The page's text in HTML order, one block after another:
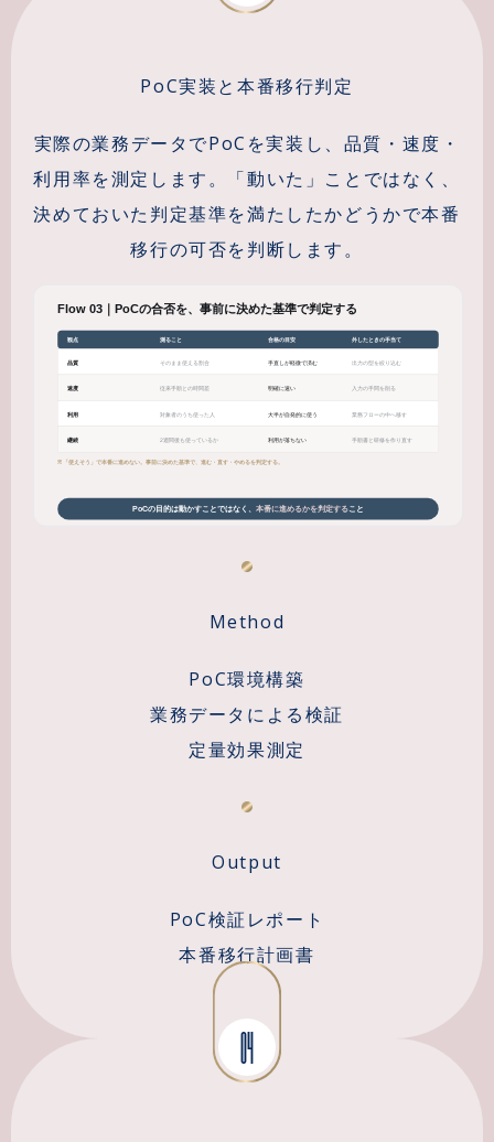
PoC実装と本番移行判定
実際の業務データでPoCを実装し、品質・速度・
利用率を測定します。「動いた」ことではなく、
決めておいた判定基準を満たしたかどうかで本番
移行の可否を判断します。
Method
PoC環境構築
業務データによる検証
定量効果測定
Output
PoC検証レポート
本番移行計画書
04